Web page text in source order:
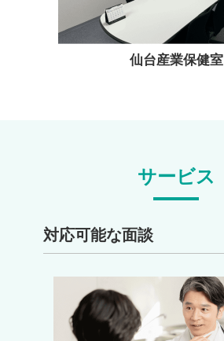
仙台産業保健室
サービス
対応可能な面談